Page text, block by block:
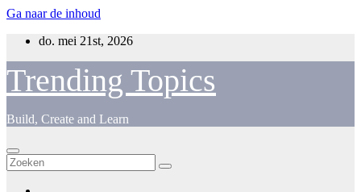
Ga naar de inhoud
do. mei 21st, 2026
Trending Topics
Build, Create and Learn